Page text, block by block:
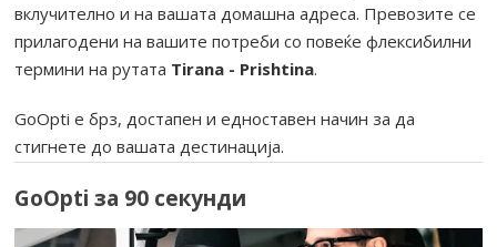
вклучително и на вашата домашна адреса. Превозите се
прилагодени на вашите потреби со повеќе флексибилни
термини на рутата Tirana - Prishtina.
GoOpti е брз, достапен и едноставен начин за да
стигнете до вашата дестинација.
GoOpti за 90 секунди